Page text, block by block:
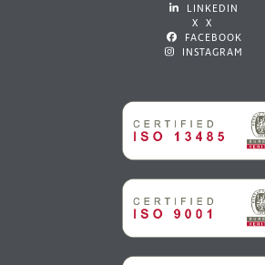
LINKEDIN
X X
FACEBOOK
INSTAGRAM